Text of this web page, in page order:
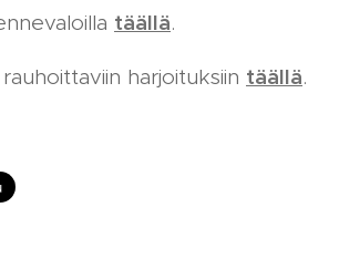
täällä.
harjoituksiin täällä.